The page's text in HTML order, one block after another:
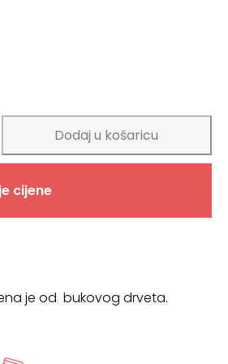
Dodaj u košaricu
cijene
je od bukovog drveta.